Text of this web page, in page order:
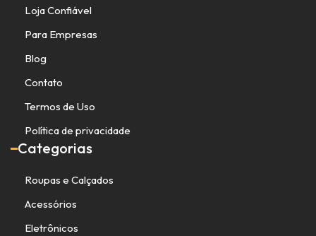
Loja Confiável
Para Empresas
Blog
Contato
Termos de Uso
Política de privacidade
Categorias
Roupas e Calçados
Acessórios
Eletrônicos